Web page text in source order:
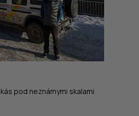
pod neznámymi skalami